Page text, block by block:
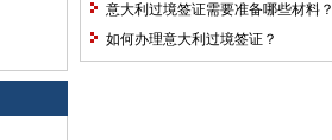
意大利过境签证需要准备哪些材料？
如何办理意大利过境签证？